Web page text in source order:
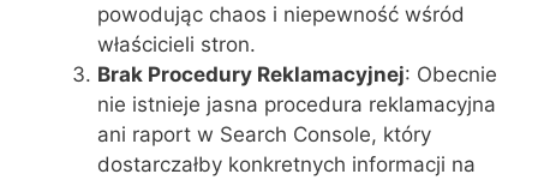
powodując chaos i niepewność wśród
właścicieli stron.
Brak Procedury Reklamacyjnej: Obecnie
nie istnieje jasna procedura reklamacyjna
ani raport w Search Console, który
dostarczałby konkretnych informacji na